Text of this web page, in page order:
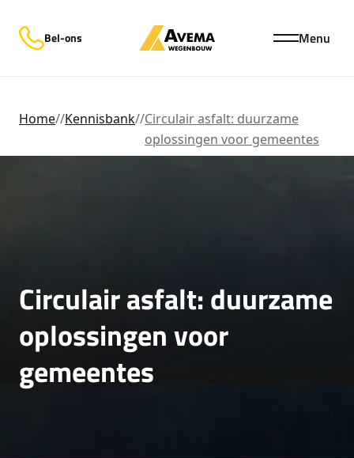
Bel-ons Menu
Home//Kennisbank//Circulair asfalt: duurzame
oplossingen voor gemeentes
Circulair asfalt: duurzame
oplossingen voor
gemeentes